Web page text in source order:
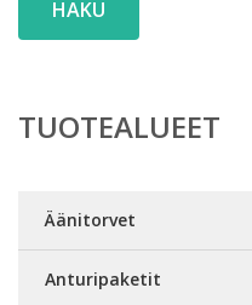
HAKU
TUOTEALUEET
Äänitorvet
Anturipaketit